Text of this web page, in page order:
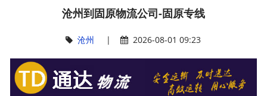
沧州到固原物流公司-固原专线
沧州 | 2026-08-01 09:23